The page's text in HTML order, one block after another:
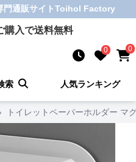
門通販サイトToihol Factory
購入で送料無料
0 0
索 人気ランキング
› トイレットペーパーホルダー マ